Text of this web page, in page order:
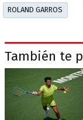
ROLAND GARROS
También te